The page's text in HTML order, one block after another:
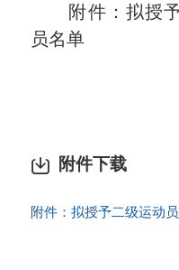
附件：拟授予
员名单
附件下载
附件：拟授予二级运动